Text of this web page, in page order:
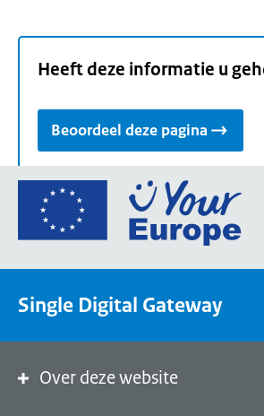
Heeft deze informatie u
Beoordeel deze pagina
Ga
de
Single Digital Gateway
Over deze website